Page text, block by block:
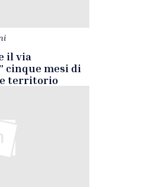
il via
cinque mesi di
territorio